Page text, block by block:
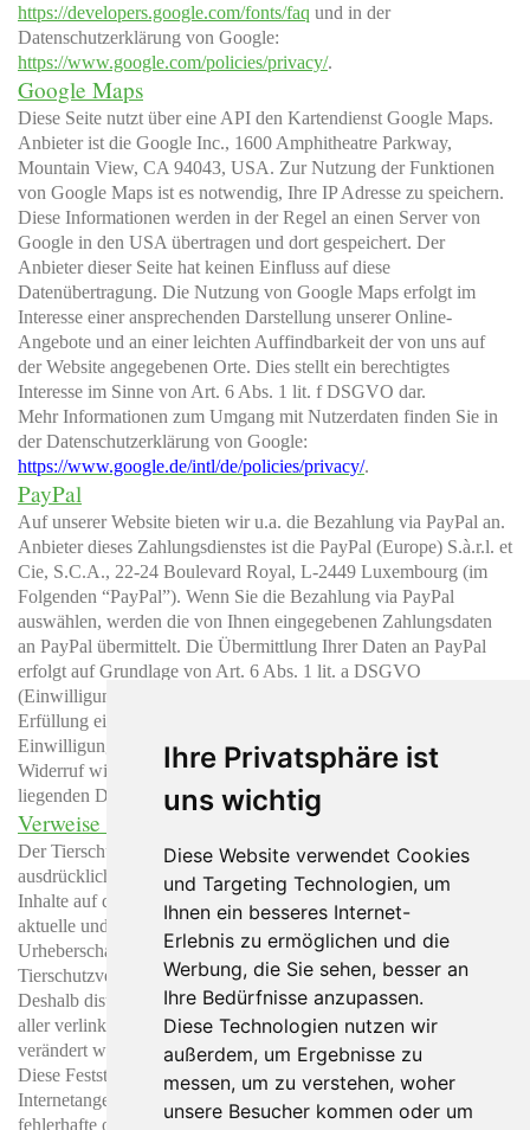
Ihre Privatsphäre ist
uns wichtig
Diese Website verwendet Cookies
und Targeting Technologien, um
Ihnen ein besseres Internet-
Erlebnis zu ermöglichen und die
Werbung, die Sie sehen, besser an
Ihre Bedürfnisse anzupassen.
Diese Technologien nutzen wir
außerdem, um Ergebnisse zu
messen, um zu verstehen, woher
unsere Besucher kommen oder um
https://developers.google.com/fonts/faq und in der
Datenschutzerklärung von Google:
https://www.google.com/policies/privacy/.
Google Maps
Diese Seite nutzt über eine API den Kartendienst Google Maps.
Anbieter ist die Google Inc., 1600 Amphitheatre Parkway,
Mountain View, CA 94043, USA. Zur Nutzung der Funktionen
von Google Maps ist es notwendig, Ihre IP Adresse zu speichern.
Diese Informationen werden in der Regel an einen Server von
Google in den USA übertragen und dort gespeichert. Der
Anbieter dieser Seite hat keinen Einfluss auf diese
Datenübertragung. Die Nutzung von Google Maps erfolgt im
Interesse einer ansprechenden Darstellung unserer Online-
Angebote und an einer leichten Auffindbarkeit der von uns auf
der Website angegebenen Orte. Dies stellt ein berechtigtes
Interesse im Sinne von Art. 6 Abs. 1 lit. f DSGVO dar.
Mehr Informationen zum Umgang mit Nutzerdaten finden Sie in
der Datenschutzerklärung von Google:
https://www.google.de/intl/de/policies/privacy/.
PayPal
Auf unserer Website bieten wir u.a. die Bezahlung via PayPal an.
Anbieter dieses Zahlungsdienstes ist die PayPal (Europe) S.à.r.l. et
Cie, S.C.A., 22-24 Boulevard Royal, L-2449 Luxembourg (im
Folgenden “PayPal”). Wenn Sie die Bezahlung via PayPal
auswählen, werden die von Ihnen eingegebenen Zahlungsdaten
an PayPal übermittelt. Die Übermittlung Ihrer Daten an PayPal
erfolgt auf Grundlage von Art. 6 Abs. 1 lit. a DSGVO
(Einwilligung) und Art. 6 Abs. 1 lit. b DSGVO (Verarbeitung zur
Erfüllung eines Vertrags). Sie haben die Möglichkeit, Ihre
Einwilligung zur Datenverarbeitung jederzeit zu widerrufen. Ein
Widerruf wirkt sich auf die Wirksamkeit von in der Vergangenheit
liegenden Datenverarbeitungsvorgängen nicht aus.
Verweise und Links
Der Tierschutzverein im Landkreis Biberach e.V. erklärt hiermit
ausdrücklich, dass zum Zeitpunkt der Linksetzung keine illegalen
Inhalte auf den zu verlinkenden Seiten erkennbar waren. Auf die
aktuelle und zukünftige Gestaltung, die Inhalte oder die
Urheberschaft der verlinkten/verknüpften Seiten hat der
Tierschutzverein im Landkreis Biberach e.V. keinerlei Einfluss.
Deshalb distanziert er sich hiermit ausdrücklich von allen Inhalten
aller verlinkten/verknüpften Seiten, die nach der Linksetzung
verändert wurden.
Diese Feststellung gilt für alle innerhalb des eigenen
Internetangebotes gesetzten Links und Verweise. Für illegale,
fehlerhafte oder unvollständige Inhalte und insbesondere für